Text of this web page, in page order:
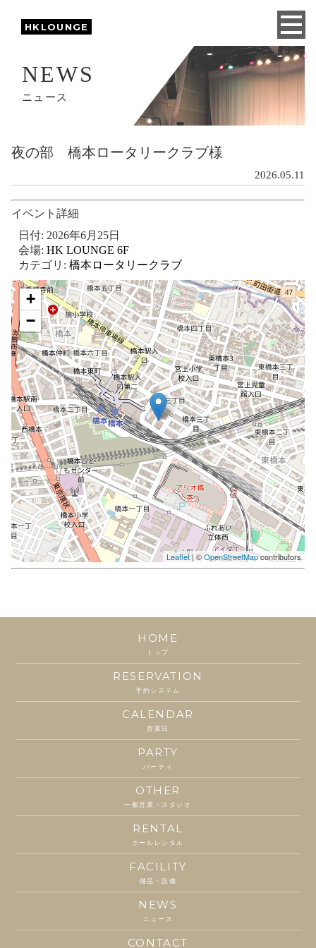
HKLOUNGE
NEWS
ニュース
夜の部 橋本ロータリークラブ様
2026.05.11
イベント詳細
日付: 2026年6月25日
会場: HK LOUNGE 6F
カテゴリ: 橋本ロータリークラブ
+
−
Leaflet| ©OpenStreetMapcontributors
HOME
トップ
RESERVATION
予約システム
CALENDAR
営業日
PARTY
パーティ
OTHER
一般営業・スタジオ
RENTAL
ホールレンタル
FACILITY
備品・設備
NEWS
ニュース
CONTACT